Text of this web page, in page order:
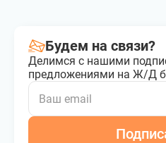
Будем на связи?
Делимся с нашими
предложениями на Ж/Д